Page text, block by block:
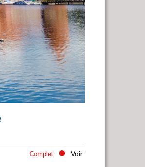
Complet Voir